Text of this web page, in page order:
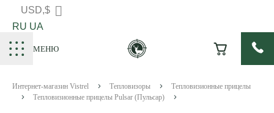
USD,$
RU UA
МЕНЮ
Интернет-магазин Vistrel Тепловизоры
Тепловизионные прицелы
Тепловизионные прицелы Pulsar (Пульсар)